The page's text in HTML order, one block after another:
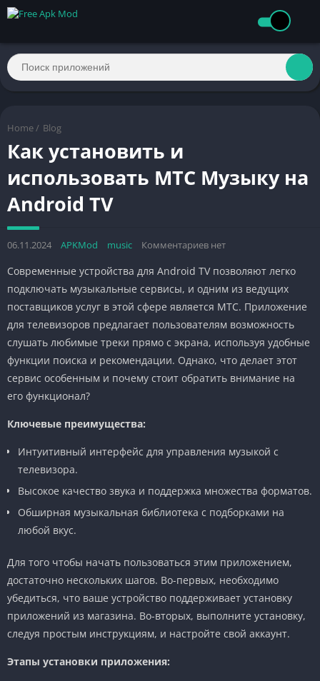
Home / Blog
Как установить и
использовать МТС Музыку на
Android TV
06.11.2024 APKMod music Комментариев нет
Современные устройства для Android TV позволяют легко
подключать музыкальные сервисы, и одним из ведущих
поставщиков услуг в этой сфере является МТС. Приложение
для телевизоров предлагает пользователям возможность
слушать любимые треки прямо с экрана, используя удобные
функции поиска и рекомендации. Однако, что делает этот
сервис особенным и почему стоит обратить внимание на
его функционал?
Ключевые преимущества:
Интуитивный интерфейс для управления музыкой с
телевизора.
Высокое качество звука и поддержка множества форматов.
Обширная музыкальная библиотека с подборками на
любой вкус.
Для того чтобы начать пользоваться этим приложением,
достаточно нескольких шагов. Во-первых, необходимо
убедиться, что ваше устройство поддерживает установку
приложений из магазина. Во-вторых, выполните установку,
следуя простым инструкциям, и настройте свой аккаунт.
Этапы установки приложения: